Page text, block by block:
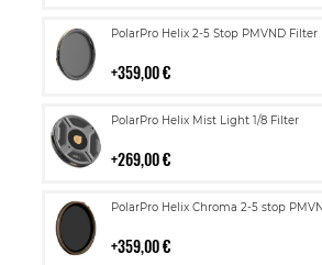
PolarPro Helix 2-5 Stop PMVND Filter
359,00 €
Lisää
PolarPro Helix Mist Light 1/8 Filter
269,00 €
Lisää
PolarPro Helix Chroma 2-5 stop
359,00 €
Lisää